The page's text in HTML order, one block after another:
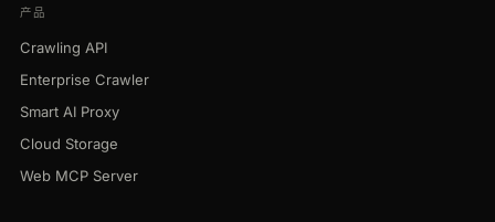
产品
Crawling API
Enterprise Crawler
Smart AI Proxy
Cloud Storage
Web MCP Server